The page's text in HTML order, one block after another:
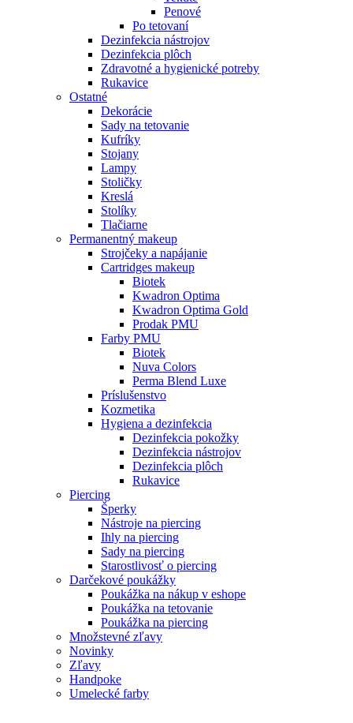
Penové
Po tetovaní
Dezinfekcia nástrojov
Dezinfekcia plôch
Zdravotné a hygienické potreby
Rukavice
Ostatné
Dekorácie
Sady na tetovanie
Kufríky
Stojany
Lampy
Stoličky
Kreslá
Stolíky
Tlačiarne
Permanentný makeup
Strojčeky a napájanie
Cartridges makeup
Biotek
Kwadron Optima
Kwadron Optima Gold
Prodak PMU
Farby PMU
Biotek
Nuva Colors
Perma Blend Luxe
Príslušenstvo
Kozmetika
Hygiena a dezinfekcia
Dezinfekcia pokožky
Dezinfekcia nástrojov
Dezinfekcia plôch
Rukavice
Piercing
Šperky
Nástroje na piercing
Ihly na piercing
Sady na piercing
Starostlivosť o piercing
Darčekové poukážky
Poukážka na nákup v eshope
Poukážka na tetovanie
Poukážka na piercing
Množstevné zľavy
Novinky
Zľavy
Handpoke
Umelecké farby